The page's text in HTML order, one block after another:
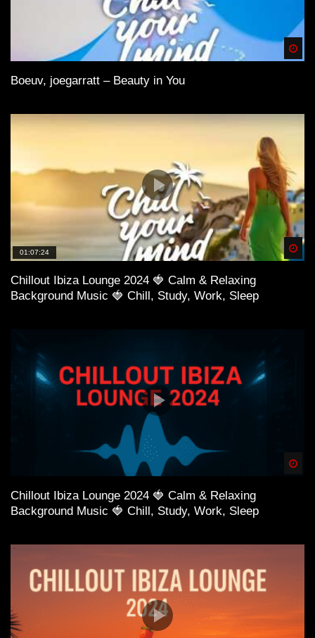
Boeuv, joegarratt – Beauty in You
01:07:24
Chillout Ibiza Lounge 2024 🍓 Calm & Relaxing
Background Music 🍓 Chill, Study, Work, Sleep
Chillout Ibiza Lounge 2024 🍓 Calm & Relaxing
Background Music 🍓 Chill, Study, Work, Sleep